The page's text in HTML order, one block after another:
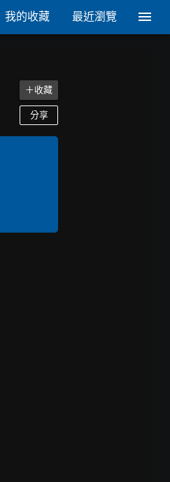
我的收藏 最近瀏覽
＋收藏
分享